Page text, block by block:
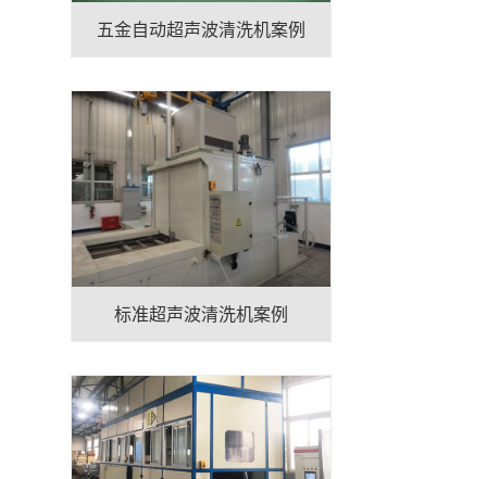
五金自动超声波清洗机案例
标准超声波清洗机案例